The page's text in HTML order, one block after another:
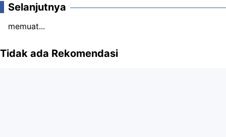
Selanjutnya
memuat...
Tidak ada Rekomendasi